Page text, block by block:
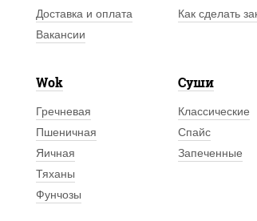
Доставка и оплата Как сделать
Вакансии
Wok
Гречневая
Пшеничная
Яичная
Тяханы
Фунчозы
Суши
Классические
Спайс
Запеченные